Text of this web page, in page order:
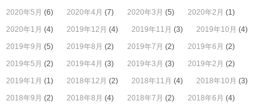
2020年5月 (6) 2020年4月 (7) 2020年3月 (5) 2020年2月 (1)
2020年1月 (4) 2019年12月 (4) 2019年11月 (3) 2019年10月 (4)
2019年9月 (5) 2019年8月 (2) 2019年7月 (2) 2019年6月 (2)
2019年5月 (2) 2019年4月 (3) 2019年3月 (3) 2019年2月 (2)
2019年1月 (1) 2018年12月 (2) 2018年11月 (4) 2018年10月 (3)
2018年9月 (2) 2018年8月 (4) 2018年7月 (2) 2018年6月 (4)